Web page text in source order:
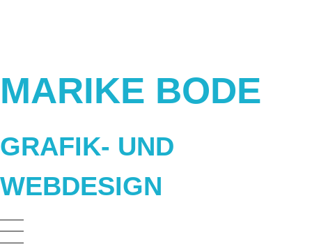
MARIKE BODE
GRAFIK- UND
WEBDESIGN